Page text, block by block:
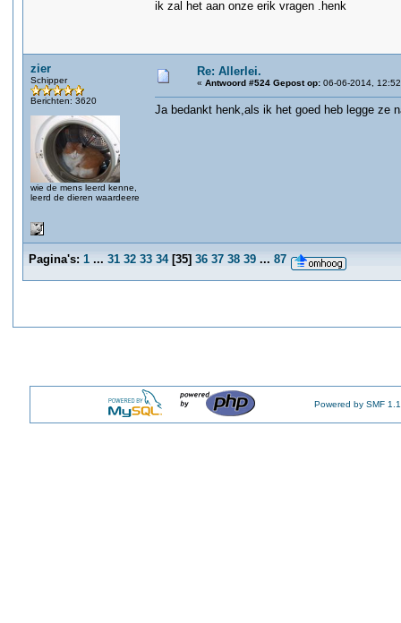
ik zal het aan onze erik vragen .henk
zier
Schipper
Berichten: 3620
wie de mens leerd kenne,
leerd de dieren waardeere
Re: Allerlei.
« Antwoord #524 Gepost op: 06-06-2014,
Ja bedankt henk,als ik het goed heb legge ze
Pagina's: 1 ... 31 32 33 34[35] 36 37 38 39 ... 87
Powered by SMF